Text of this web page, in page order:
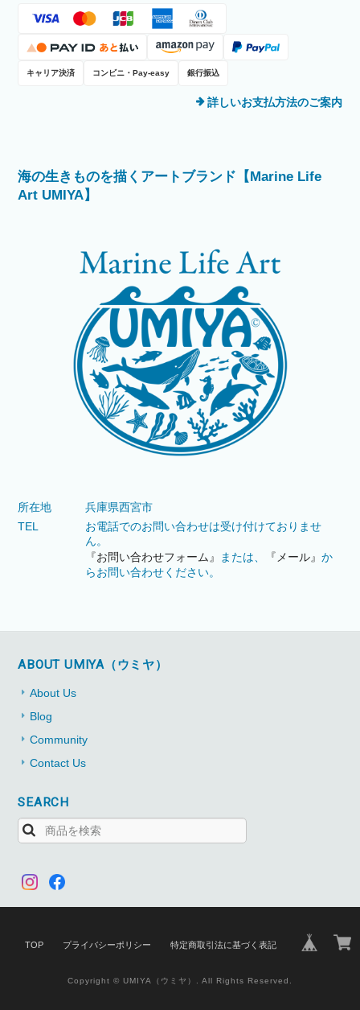
キャリア決済 コンビニ・Pay-easy 銀行振込
詳しいお支払方法のご案内
海の生きものを描くアートブランド【Marine Life
Art UMIYA】
所在地
兵庫県西宮市
TEL
お電話でのお問い合わせは受け付けておりませ
ん。
『お問い合わせフォーム』 または、 『メール』か
らお問い合わせください。
ABOUT UMIYA（ウミヤ）
About Us
Blog
Community
Contact Us
SEARCH
TOP プライバシーポリシー 特定商取引法に基づく表記
Copyright © UMIYA（ウミヤ）. All Rights Reserved.